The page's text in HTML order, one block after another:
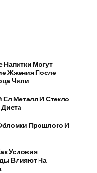
Напитки Могут
Жжения После
Чили
Ел Металл И Стекло
Диета
Прошлого И
Условия
Влияют На